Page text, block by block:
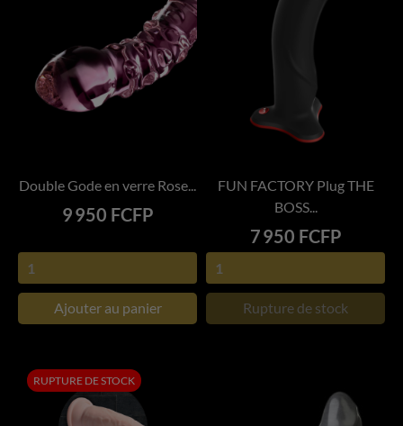
Double Gode en verre Rose...
Prix
9 950 FCFP
Ajouter au panier
FUN FACTORY Plug THE
BOSS...
Prix
7 950 FCFP
Rupture de stock
RUPTURE DE STOCK